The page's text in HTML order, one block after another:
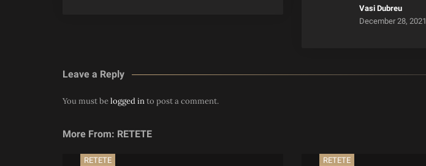
Vasi Dubreu
December 28, 2021
Leave a Reply
You must belogged into post a comment.
More From: RETETE
RETETE RETETE